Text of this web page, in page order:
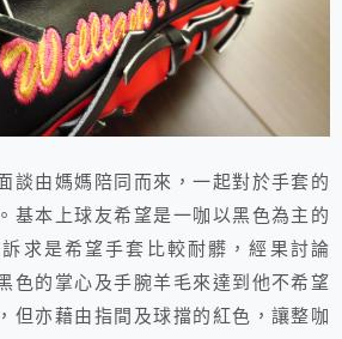
由媽媽陪同而來，一起對於手套的
基本上球友希望是一咖以黑色為主的
求是希望手套比較耐髒，經果討論
色的掌心及手腕羊毛來達到他不希望
但亦藉由指間及球擋的紅色，讓整咖